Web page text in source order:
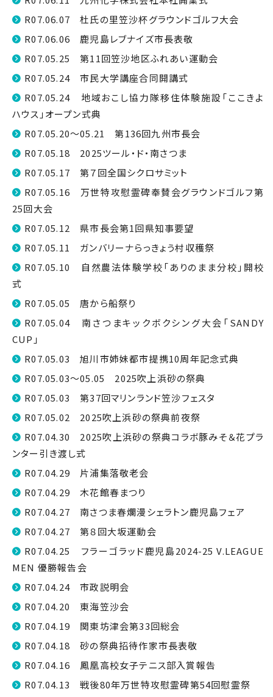
R07.06.07 杜氏の里笠沙杯グラウンドゴルフ大会
R07.06.06 鹿児島レブナイズ市長表敬
R07.05.25 第11回笠沙地区ふれあい運動会
R07.05.24 市民大学講座合同開講式
R07.05.24 地域おこし協力隊移住体験施設「ここきよ
ハウス」オープン式典
R07.05.20～05.21 第136回九州市長会
R07.05.18 2025ツール・ド・南さつま
R07.05.17 第７回全国シクロサミット
R07.05.16 万世特攻慰霊碑奉賛会グラウンドゴルフ第
25回大会
R07.05.12 県市長会第1回県知事要望
R07.05.11 ガンバリーナらっきょう村収穫祭
R07.05.10 自然農法体験学校「ありのまま分校」開校
式
R07.05.05 唐から船祭り
R07.05.04 南さつまキックボクシング大会「SANDY
CUP」
R07.05.03 旭川市姉妹都市提携10周年記念式典
R07.05.03～05.05 2025吹上浜砂の祭典
R07.05.03 第37回マリンランド笠沙フェスタ
R07.05.02 2025吹上浜砂の祭典前夜祭
R07.04.30 2025吹上浜砂の祭典コラボ豚みそ＆花プラ
ンター引き渡し式
R07.04.29 片浦集落敬老会
R07.04.29 木花館春まつり
R07.04.27 南さつま春爛漫シェラトン鹿児島フェア
R07.04.27 第８回大坂運動会
R07.04.25 フラーゴラッド鹿児島2024-25 V.LEAGUE
MEN 優勝報告会
R07.04.24 市政説明会
R07.04.20 東海笠沙会
R07.04.19 関東坊津会第33回総会
R07.04.18 砂の祭典招待作家市長表敬
R07.04.16 鳳凰高校女子テニス部入賞報告
R07.04.13 戦後80年万世特攻慰霊碑第54回慰霊祭